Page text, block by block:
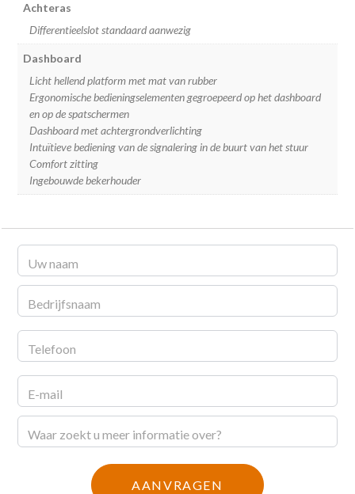
Achteras
Differentieelslot standaard aanwezig
Dashboard
Licht hellend platform met mat van rubber
Ergonomische bedieningselementen gegroepeerd op het dashboard
en op de spatschermen
Dashboard met achtergrondverlichting
Intuïtieve bediening van de signalering in de buurt van het stuur
Comfort zitting
Ingebouwde bekerhouder
Catalogus
aanvraag
AANVRAGEN